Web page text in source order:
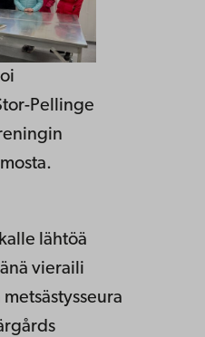
Pellinge
lähtöä
vieraili